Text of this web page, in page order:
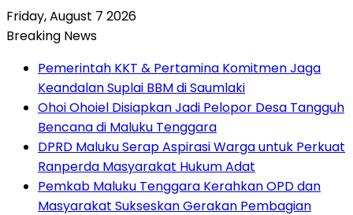
Friday, August 7 2026
Breaking News
Pemerintah KKT & Pertamina Komitmen Jaga
Keandalan Suplai BBM di Saumlaki
Ohoi Ohoiel Disiapkan Jadi Pelopor Desa Tangguh
Bencana di Maluku Tenggara
DPRD Maluku Serap Aspirasi Warga untuk Perkuat
Ranperda Masyarakat Hukum Adat
Pemkab Maluku Tenggara Kerahkan OPD dan
Masyarakat Sukseskan Gerakan Pembagian